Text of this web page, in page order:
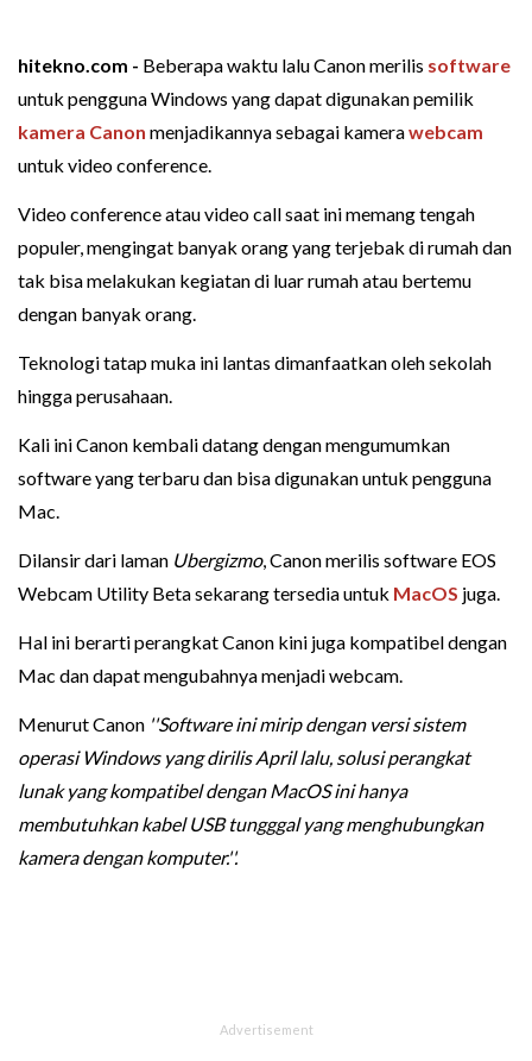
hitekno.com - Beberapa waktu lalu Canon merilis software
untuk pengguna Windows yang dapat digunakan pemilik
kamera Canon menjadikannya sebagai kamerawebcam
untuk video conference.
Video conference atau video call saat ini memang tengah
populer, mengingat banyak orang yang terjebak di rumah dan
tak bisa melakukan kegiatan di luar rumah atau bertemu
dengan banyak orang.
Teknologi tatap muka ini lantas dimanfaatkan oleh sekolah
hingga perusahaan.
Kali ini Canon kembali datang dengan mengumumkan
software yang terbaru dan bisa digunakan untuk pengguna
Mac.
Dilansir dari laman Ubergizmo, Canon merilis software EOS
Webcam Utility Beta sekarang tersedia untuk MacOS juga.
Hal ini berarti perangkat Canon kini juga kompatibel dengan
Mac dan dapat mengubahnya menjadi webcam.
Menurut Canon ''Software ini mirip dengan versi sistem
operasi Windows yang dirilis April lalu, solusi perangkat
lunak yang kompatibel dengan MacOS ini hanya
membutuhkan kabel USB tungggal yang menghubungkan
kamera dengan komputer.''.